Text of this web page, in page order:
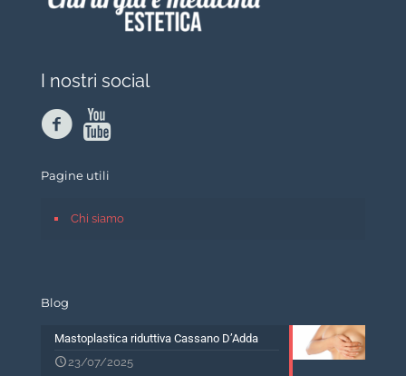
I nostri social
Pagine utili
Chi siamo
Blog
Mastoplastica riduttiva Cassano D’Adda
23/07/2025